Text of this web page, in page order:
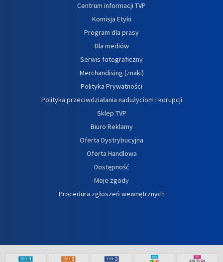
Centrum informacji TVP
Komisja Etyki
Program dla prasy
Dla mediów
Serwis fotograficzny
Merchandising (znaki)
Polityka Prywatności
Polityka przeciwdziałania nadużyciom i korupcji
Sklep TVP
Biuro Reklamy
Oferta Dystrybucyjna
Oferta Handlowa
Dostępność
Moje zgody
Procedura zgłoszeń wewnętrznych